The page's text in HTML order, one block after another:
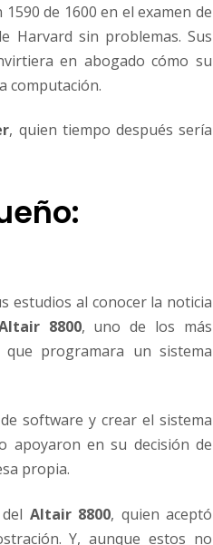
de 1600 en el examen de
Harvard sin problemas. Sus
en abogado cómo su
computación.
, quien tiempo después sería
estudios al conocer la noticia
8800, uno de los más
programara un sistema
software y crear el sistema
apoyaron en su decisión de
propia.
Altair 8800, quien aceptó
Y, aunque estos no